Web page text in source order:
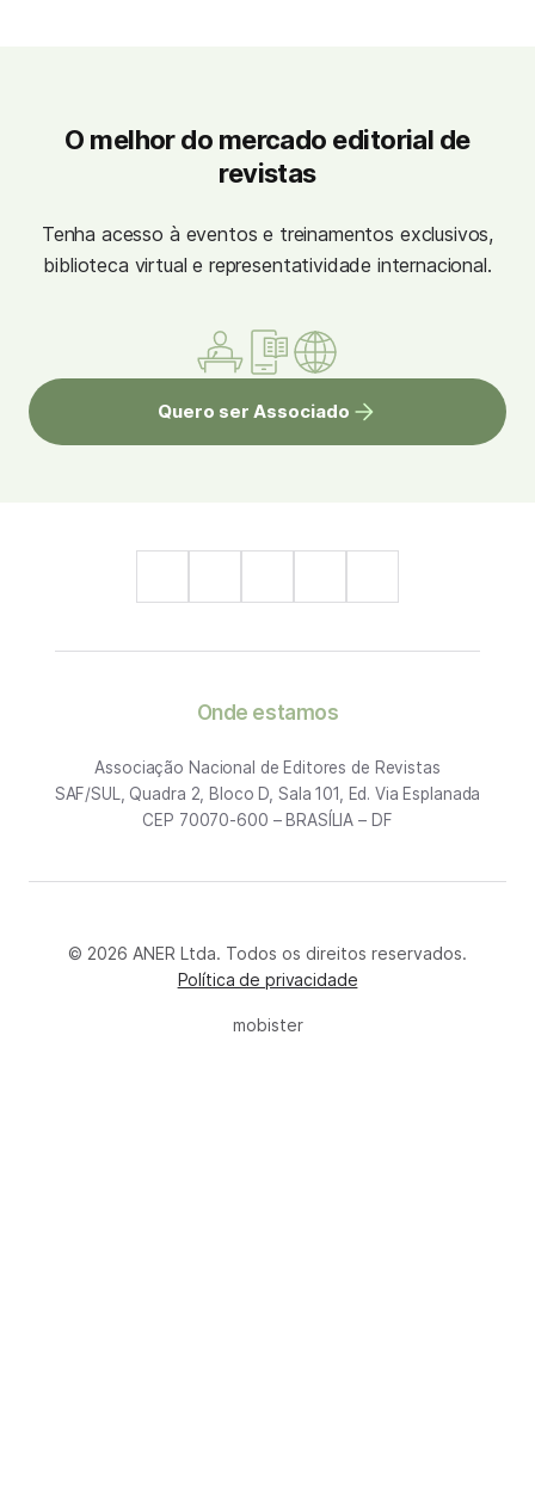
O melhor do mercado editorial de
revistas
Tenha acesso à eventos e treinamentos exclusivos,
biblioteca virtual e representatividade internacional.
Quero ser Associado
Onde estamos
Associação Nacional de Editores de Revistas
SAF/SUL, Quadra 2, Bloco D, Sala 101, Ed. Via Esplanada
CEP 70070-600 – BRASÍLIA – DF
© 2026 ANER Ltda. Todos os direitos reservados.
Política de privacidade
mobister